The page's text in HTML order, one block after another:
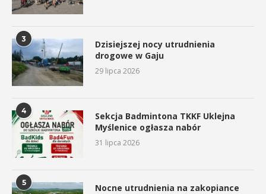
3
Dzisiejszej nocy utrudnienia
drogowe w Gaju
29 lipca 2026
4
Sekcja Badmintona TKKF Uklejna
Myślenice ogłasza nabór
31 lipca 2026
5 Nocne utrudnienia na zakopiance